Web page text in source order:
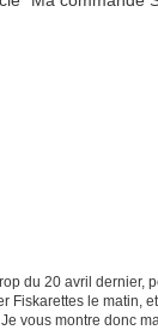
du 20 avril dernier,
Fiskarettes le matin,
vous montre donc